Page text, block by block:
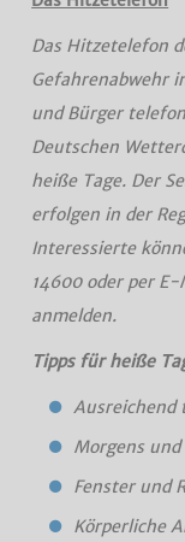
Das Hitzetelefon
Gefahrenabwehr
und Bürger
Deutschen
heiße Tage. Der
erfolgen in der
Interessierte
14600 oder per E-
anmelden.
Tipps für heiße
Ausreichend
Morgens
Fenster und
Körperliche